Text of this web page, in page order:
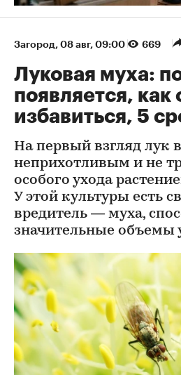
Загород⁠, 08 авг, 09:00 669
Луковая муха:
появляется, как
избавиться, 5
На первый взгляд лук
неприхотливым и не
особого ухода
У этой культуры есть
вредитель — муха,
значительные объемы